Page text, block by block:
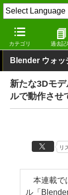
カテゴリ 過去記
窓の杜 画像・映
Blender ウォッ
新たな3Dモ
ルで動作させ
リ
本連載で
ル「